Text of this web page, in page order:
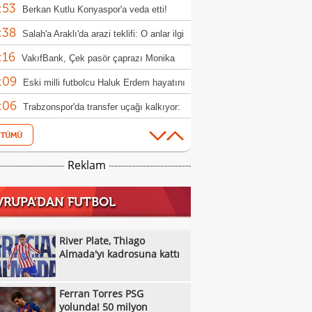
transfer
Berkan Kutlu Konyaspor'a veda etti!
Salah'a Araklı'da arazi teklifi: O anlar ilgi
VakıfBank, Çek pasör çaprazı Monika
transfer etti
Eski milli futbolcu Haluk Erdem hayatını
Trabzonspor'da transfer uçağı kalkıyor:
Nunez
Alanyaspor, Baran Ali Gezek ve Şahin
kadrosuna kattı
Trabzonspor'da Salah etkisi: Kombine
kadrosuna kattı
Ozan Kökçü'den kardeşi Orkun Kökçü
Arsenal, Bruno Guimaraes'i açıkladı!
Ertuğrul Doğan'dan haciz iddiaları ve
açıklaması
Vangelis Pavlidis transfer kararını
Reklam
FUTBOL
River Plate, Thiago
Almada'yı kadrosuna kattı
Ferran Torres PSG
yolunda! 50 milyon